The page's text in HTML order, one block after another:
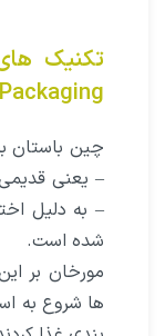
تکنیک
چین باستان
– یعنى
– به دلیل
شده است.
مورخان بر
ها شروع به